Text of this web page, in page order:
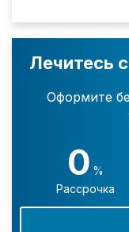
Лечитесь
Оформите
0 %
Рассрочка